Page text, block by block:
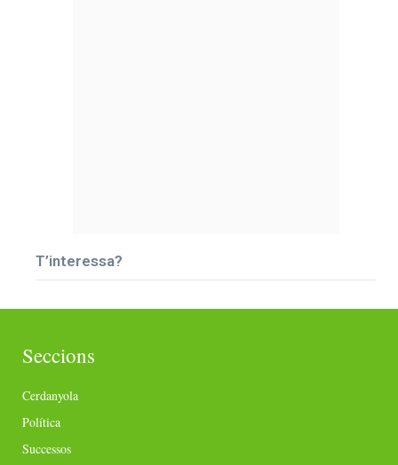
T’interessa?
Seccions
Cerdanyola
Política
Successos